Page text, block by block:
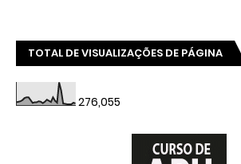
TOTAL DE VISUALIZAÇÕES DE PÁGINA
276,055